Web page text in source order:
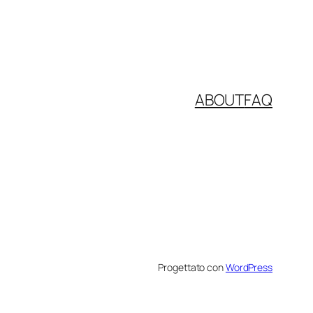
ABOUTFAQ
Progettato conWordPress